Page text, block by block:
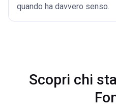
quando ha davvero senso.
Scopri chi